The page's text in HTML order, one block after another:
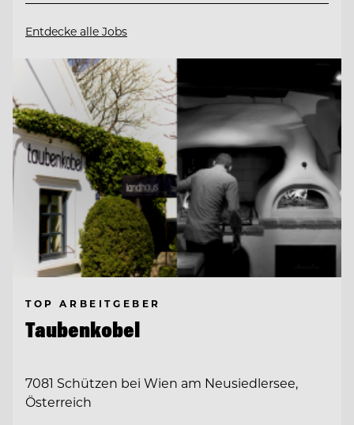
Entdecke alle Jobs
TOP ARBEITGEBER
Taubenkobel
7081 Schützen bei Wien am Neusiedlersee,
Österreich